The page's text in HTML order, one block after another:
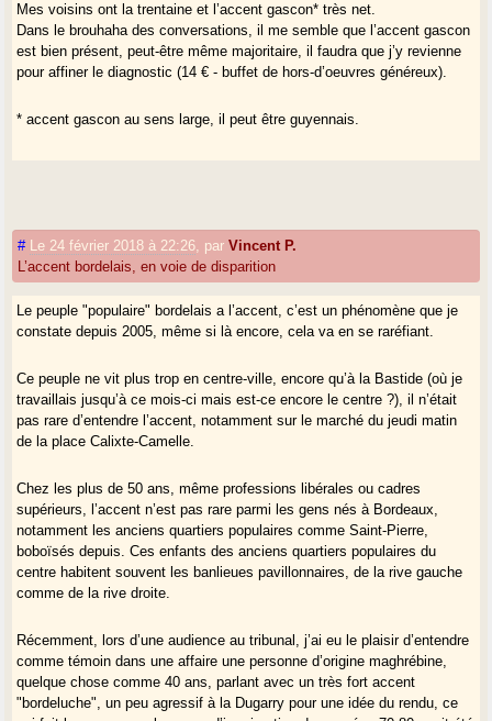
Mes voisins ont la trentaine et l’accent gascon* très net.
Dans le brouhaha des conversations, il me semble que l’accent gascon
est bien présent, peut-être même majoritaire, il faudra que j’y revienne
pour affiner le diagnostic (14 € - buffet de hors-d’oeuvres généreux).
* accent gascon au sens large, il peut être guyennais.
# Le 24 février 2018 à 22:26 parVincent P.
L’accent bordelais, en voie de disparition
Le peuple "populaire" bordelais a l’accent, c’est un phénomène que je
constate depuis 2005, même si là encore, cela va en se raréfiant.
Ce peuple ne vit plus trop en centre-ville, encore qu’à la Bastide (où je
travaillais jusqu’à ce mois-ci mais est-ce encore le centre ?), il n’était
pas rare d’entendre l’accent, notamment sur le marché du jeudi matin
de la place Calixte-Camelle.
Chez les plus de 50 ans, même professions libérales ou cadres
supérieurs, l’accent n’est pas rare parmi les gens nés à Bordeaux,
notamment les anciens quartiers populaires comme Saint-Pierre,
boboïsés depuis. Ces enfants des anciens quartiers populaires du
centre habitent souvent les banlieues pavillonnaires, de la rive gauche
comme de la rive droite.
Récemment, lors d’une audience au tribunal, j’ai eu le plaisir d’entendre
comme témoin dans une affaire une personne d’origine maghrébine,
quelque chose comme 40 ans, parlant avec un très fort accent
"bordeluche", un peu agressif à la Dugarry pour une idée du rendu, ce